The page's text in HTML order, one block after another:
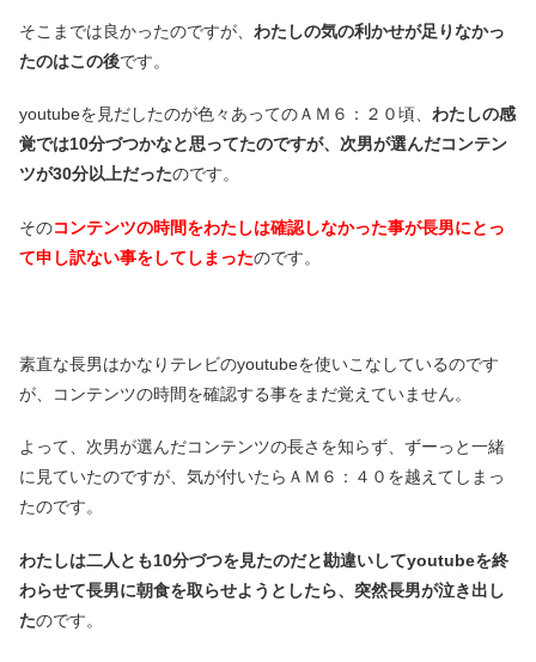
そこまでは良かったのですが、 わたしの気の利かせが足りなかっ
たのはこの後です。
youtubeを見だしたのが色々あってのＡＭ６：２０頃、 わたしの感
覚では10分づつかなと思ってたのですが、次男が選んだコンテン
ツが30分以上だったのです。
そのコンテンツの時間をわたしは確認しなかった事が長男にとっ
て申し訳ない事をしてしまったのです。
素直な長男はかなりテレビのyoutubeを使いこなしているのです
が、コンテンツの時間を確認する事をまだ覚えていません。
よって、次男が選んだコンテンツの長さを知らず、ずーっと一緒
に見ていたのですが、気が付いたらＡＭ６：４０を越えてしまっ
たのです。
わたしは二人とも10分づつを見たのだと勘違いしてyoutubeを終
わらせて長男に朝食を取らせようとしたら、突然長男が泣き出し
たのです。